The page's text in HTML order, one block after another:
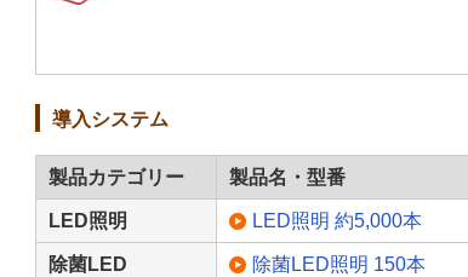
導入システム
製品カテゴリー 製品名・型番
LED照明 LED照明 約5,000本
除菌LED 除菌LED照明 150本